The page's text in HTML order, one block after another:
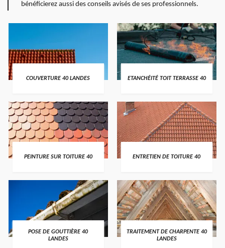
bénéficierez aussi des conseils avisés de ses professionnels.
COUVERTURE 40 LANDES ETANCHÉITÉ TOIT TERRASSE 40
PEINTURE SUR TOITURE 40 ENTRETIEN DE TOITURE 40
POSE DE GOUTTIÈRE 40
LANDES
TRAITEMENT DE CHARPENTE 40
LANDES